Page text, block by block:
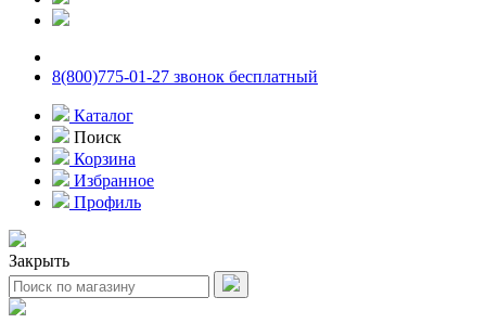
8(800)775-01-27 звонок бесплатный
Каталог
Поиск
Корзина
Избранное
Профиль
Закрыть